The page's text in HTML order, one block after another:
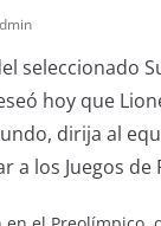
seleccionado
hoy que
dirija al
a los Juegos de